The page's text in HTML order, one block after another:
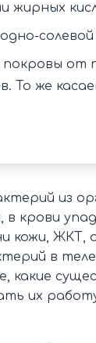
жирных
солевой
от
То же
из
крови
кожи, ЖКТ,
в
какие
их